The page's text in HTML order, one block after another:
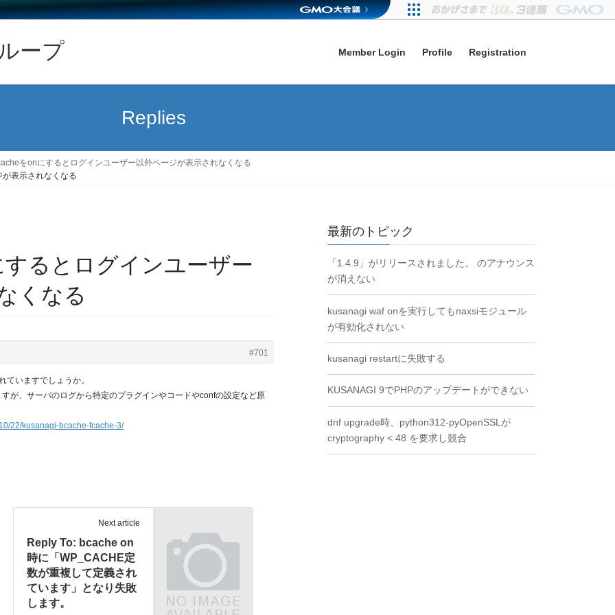
ープ Member Login Profile Registration
Replies
をonにするとログインユーザー以外ページが表示されなくなる
表示されなくなる
るとログインユーザー
くなる
#701
いますでしょうか。
が、サーバのログから特定のプラグインやコードやconfの設定など原
22/kusanagi-bcache-fcache-3/
Next article
Reply To: bcache on
時に「WP_CACHE定
数が重複して定義され
ています」となり失敗
します。
最新のトピック
「1.4.9」がリリースされました。 のアナウンス
が消えない
kusanagi waf onを実行してもnaxsiモジュール
が有効化されない
kusanagi restartに失敗する
KUSANAGI 9でPHPのアップデートができない
dnf upgrade時、python312-pyOpenSSLが
cryptography < 48 を要求し競合